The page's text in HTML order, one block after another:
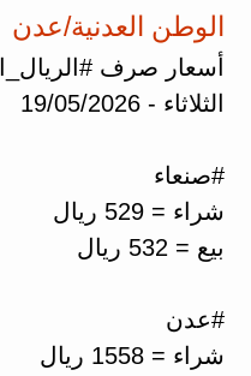
الوطن العدنية/عدن
أسعار صرف
الثلاثاء - 19/05/2026
#صنعاء
شراء = 529 ريال
بيع = 532 ريال
#عدن
شراء = 1558 ريال